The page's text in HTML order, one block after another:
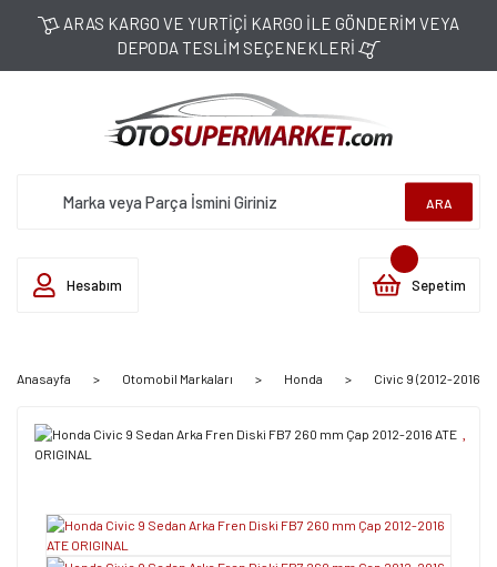
ARAS KARGO VE YURTİÇİ KARGO İLE GÖNDERİM VEYA
DEPODA TESLİM SEÇENEKLERİ
ARA
Hesabım Sepetim
Anasayfa Otomobil Markaları Honda Civic 9 (2012-2016)